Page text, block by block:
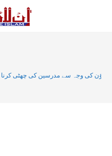
ڈاؤن کی وجہ سے مدرسین کی چھٹی کرنا